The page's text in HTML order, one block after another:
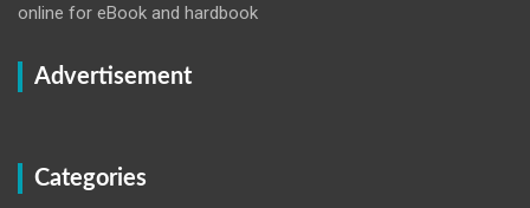
online for eBook and hardbook
Advertisement
Categories